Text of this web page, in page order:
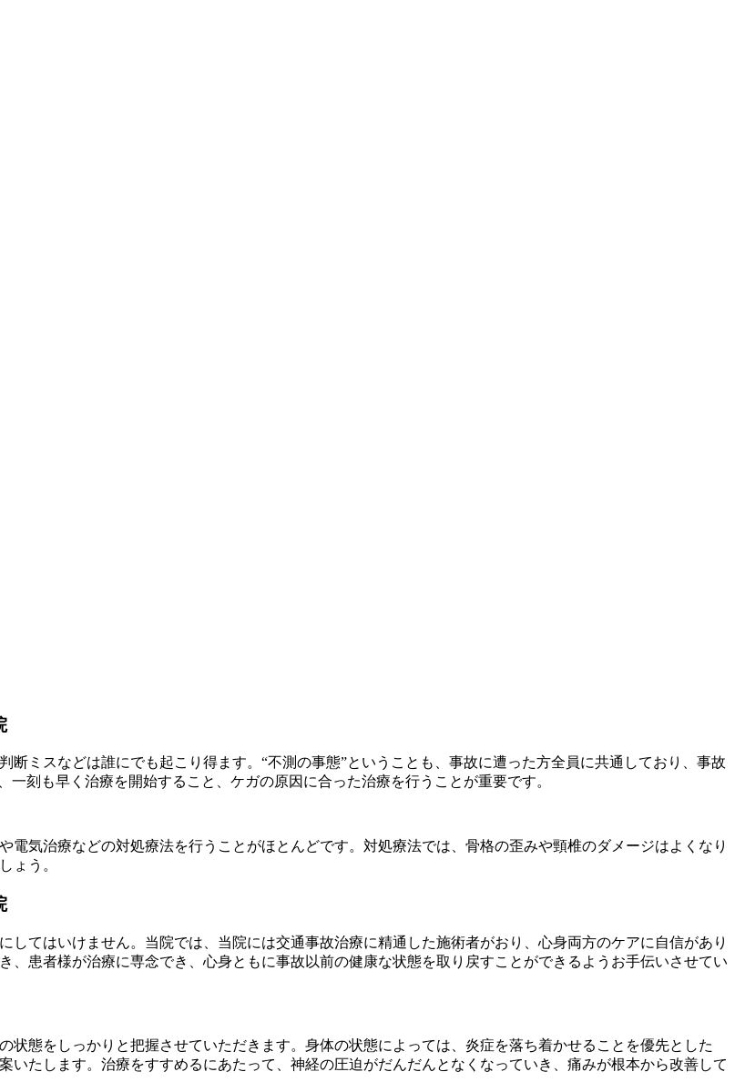
ミスなどは誰にでも起こり得ます。“不測の事態”ということも、事故に遭った方全員に共通しており、事故
刻も早く治療を開始すること、ケガの原因に合った治療を行うことが重要です。
気治療などの対処療法を行うことがほとんどです。対処療法では、骨格の歪みや頸椎のダメージはよくなり
ょう。
てはいけません。当院では、当院には交通事故治療に精通した施術者がおり、心身両方のケアに自信があり
、患者様が治療に専念でき、心身ともに事故以前の健康な状態を取り戻すことができるようお手伝いさせてい
態をしっかりと把握させていただきます。身体の状態によっては、炎症を落ち着かせることを優先とした
いたします。治療をすすめるにあたって、神経の圧迫がだんだんとなくなっていき、痛みが根本から改善して